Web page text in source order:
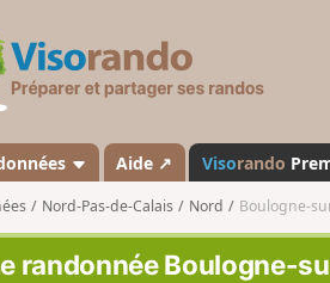
s
a
n
d
o
Aide ↗ Visorando
Nord-Pas-de-Calais Nord Boulogne-
randonnée Boulogne-